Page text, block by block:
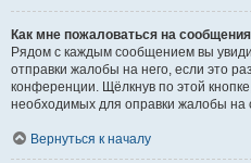
Как мне пожаловаться на
Рядом с каждым сообщением вы
отправки жалобы на него, если это
конференции. Щёлкнув по этой
необходимых для оправки жалобы на
Вернуться к началу